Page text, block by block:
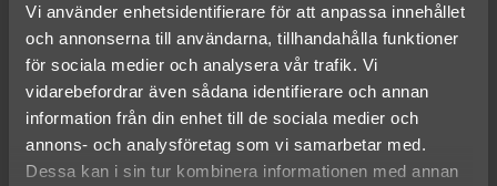
Vi använder enhetsidentifierare för att anpassa innehållet
och annonserna till användarna, tillhandahålla funktioner
för sociala medier och analysera vår trafik. Vi
vidarebefordrar även sådana identifierare och annan
information från din enhet till de sociala medier och
annons- och analysföretag som vi samarbetar med.
Dessa kan i sin tur kombinera informationen med annan
my account
 Logga in
Önskelista
Compare